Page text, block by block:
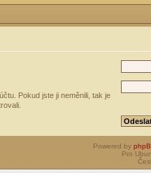
Pokud jste ji neměnili, tak je
Powered by
Pro